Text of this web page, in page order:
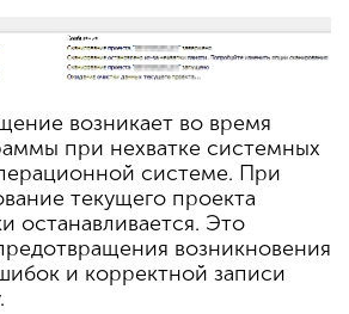
возникает во время
при нехватке системных
системе. При
текущего проекта
останавливается. Это
возникновения
и корректной записи